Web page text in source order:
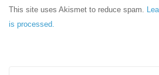
This site uses Akismet to reduce spam.
is processed.